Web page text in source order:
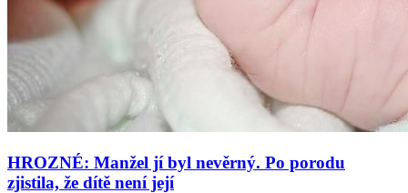
HROZNÉ: Manžel jí byl nevěrný. Po porodu
zjistila, že dítě není její